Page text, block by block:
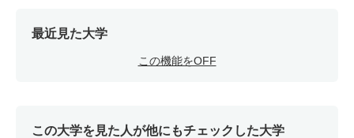
最近見た大学
この機能をOFF
この大学を見た人が他にもチェックした大学